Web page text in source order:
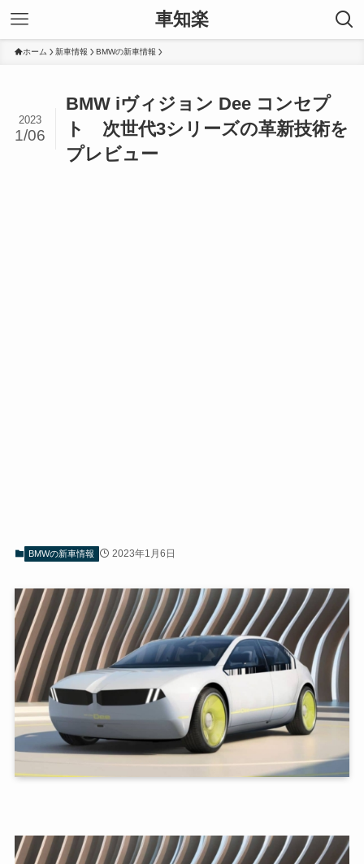
車知楽
ホーム 新車情報 BMWの新車情報
BMW iヴィジョン Dee コンセプ
ト 次世代3シリーズの革新技術を
プレビュー
2023
1/06
BMWの新車情報 2023年1月6日